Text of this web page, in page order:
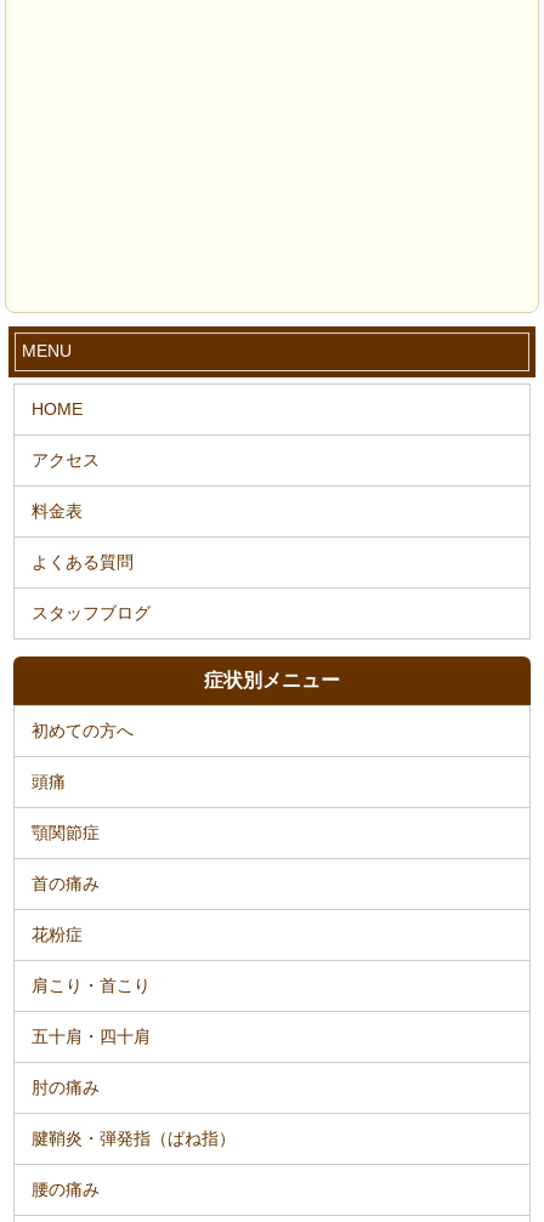
MENU
症状別メニュー
初めての方へ
頭痛
顎関節症
首の痛み
花粉症
肩こり・首こり
五十肩・四十肩
肘の痛み
腱鞘炎・弾発指（ばね指）
腰の痛み